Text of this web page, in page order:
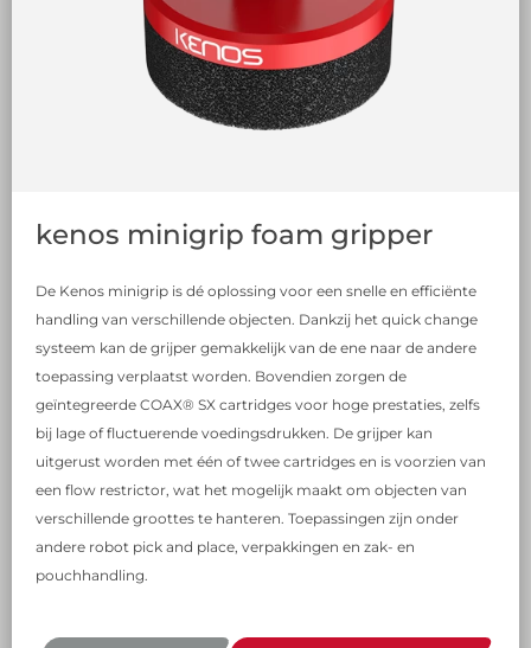
kenos minigrip foam gripper
De Kenos minigrip is dé oplossing voor een snelle en efficiënte
handling van verschillende objecten. Dankzij het quick change
systeem kan de grijper gemakkelijk van de ene naar de andere
toepassing verplaatst worden. Bovendien zorgen de
geïntegreerde COAX® SX cartridges voor hoge prestaties, zelfs
bij lage of fluctuerende voedingsdrukken. De grijper kan
uitgerust worden met één of twee cartridges en is voorzien van
een flow restrictor, wat het mogelijk maakt om objecten van
verschillende groottes te hanteren. Toepassingen zijn onder
andere robot pick and place, verpakkingen en zak- en
pouchhandling.